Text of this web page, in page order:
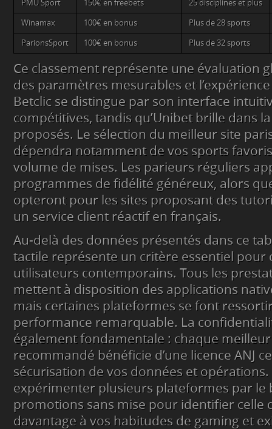
PMU Sport 150€ en freebets 25 disciplines et plus
Winamax 100€ en bonus Plus de 28 sports
ParionsSport 100€ en bonus Plus de 32 sports
Ce classement représente une évaluation
des paramètres mesurables et
Betclic se distingue par son interface
compétitives, tandis qu’Unibet brille dans
proposés. Le sélection du meilleur site
dépendra notamment de vos sports
volume de mises. Les parieurs réguliers
programmes de fidélité généreux, alors
opteront pour les sites proposant des
un service client réactif en français.
Au-delà des données présentés dans ce
tactile représente un critère essentiel pour
utilisateurs contemporains. Tous les
mettent à disposition des applications
mais certaines plateformes se font
performance remarquable. La
également fondamentale : chaque
recommandé bénéficie d’une licence ANJ
sécurisation de vos données et opérations.
expérimenter plusieurs plateformes par le
promotions sans mise pour identifier celle
davantage à vos habitudes de gaming et